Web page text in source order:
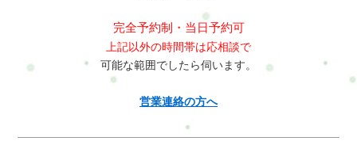
完全予約制・当日予約可
上記以外の時間帯は応相談で
可能な範囲でしたら伺います。
営業連絡の方へ